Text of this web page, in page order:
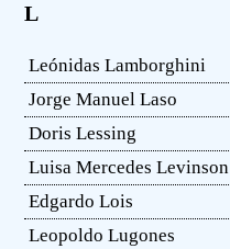
L
Leónidas Lamborghini
Jorge Manuel Laso
Doris Lessing
Luisa Mercedes Levinson
Edgardo Lois
Leopoldo Lugones